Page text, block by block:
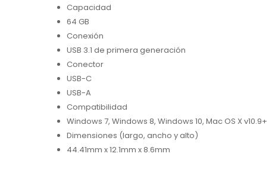
Capacidad
64 GB
Conexión
USB 3.1 de primera generación
Conector
USB-C
USB-A
Compatibilidad
Windows 7, Windows 8, Windows 10, Mac OS X v10.9+
Dimensiones (largo, ancho y alto)
44.41mm x 12.1mm x 8.6mm